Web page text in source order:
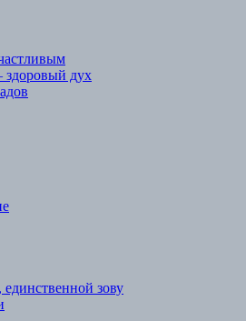
здоровый дух
зову